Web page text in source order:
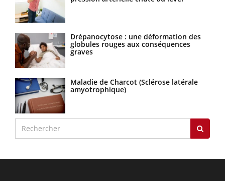
Drépanocytose : une déformation des
globules rouges aux conséquences
graves
Maladie de Charcot (Sclérose latérale
amyotrophique)